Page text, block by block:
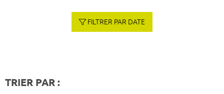
FILTRER PAR DATE
TRIER PAR :